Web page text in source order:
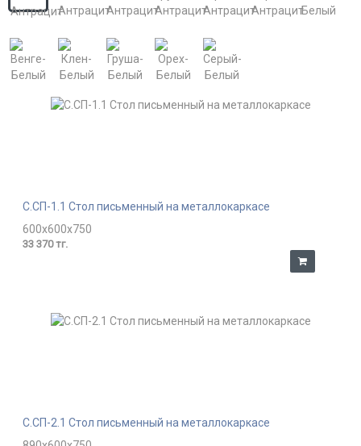
С.СП-1.1 Стол письменный на металлокаркасе
600x600x750
33 370 тг.
С.СП-2.1 Стол письменный на металлокаркасе